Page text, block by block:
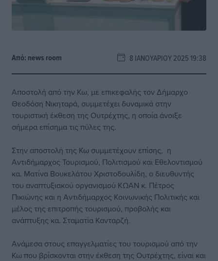
Από: news room 8 ΙΑΝΟΥΑΡΊΟΥ 2025 19:38
Αποστολή από την Κω, με επικεφαλής τον Δήμαρχο
Θεοδόση Νικηταρά, συμμετέχει δυναμικά στην
τουριστική έκθεση της Ουτρέχτης, η οποία άνοιξε
σήμερα επίσημα τις πύλες της.
Στην αποστολή της Κω συμμετέχουν επίσης, η
Αντιδήμαρχος Τουρισμού, Πολιτισμού και Εθελοντισμού
κα. Ματίνα Βουκελάτου Χριστοδουλίδη, ο διευθυντής
του αναπτυξιακού οργανισμού ΚΩΑΝ κ. Πέτρος
Πικιώνης και η Αντιδήμαρχος Κοινωνικής Πολιτικής και
μέλος της επιτροπής τουρισμού, προβολής και
ανάπτυξης κα. Σταματία Κανταρζή.
Ανάμεσα στους επαγγελματίες του τουρισμού από την
Κω που βρίσκονται στην έκθεση της Ουτρέχτης, είναι και